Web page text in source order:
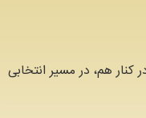
کنار هم، در مسیر انتخابی